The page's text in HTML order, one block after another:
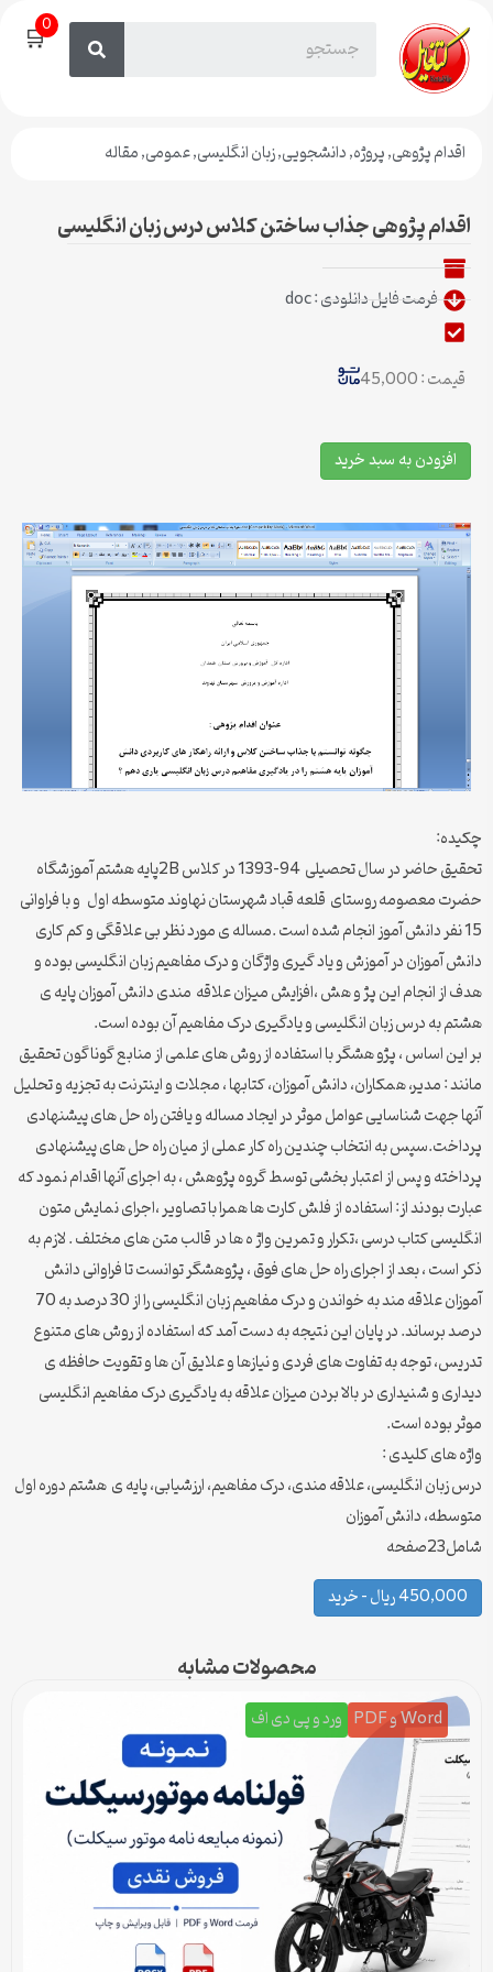
🛒0
اقدام پژوهی,پروژه,دانشجویی,زبان انگلیسی,عمومی,مقاله
اقدام پژوهی جذاب ساختن کلاس درس زبان انگلیسی
فرمت فایل دانلودی : doc
قیمت : 45,000
افزودن به سبد خرید
چکیده:
تحقیق حاضر در سال تحصیلی 94-1393 در کلاس 2Bپایه هشتم آموزشگاه
حضرت معصومه روستای قلعه قباد شهرستان نهاوند متوسطه اول و با فراوانی
15 نفر دانش آموز انجام شده است .مساله ی مورد نظر بی علاقگی و کم کاری
دانش آموزان در آموزش و یاد گیری واژگان و درک مفاهیم زبان انگلیسی بوده و
هدف از انجام این پژ و هش ،افزایش میزان علاقه مندی دانش آموزان پایه ی
هشتم به درس زبان انگلیسی و یادگیری درک مفاهیم آن بوده است.
بر این اساس ، پژو هشگر با استفاده از روش های علمی از منابع گوناگون تحقیق
مانند : مدیر، همکاران، دانش آموزان، کتابها ، مجلات و اینترنت به تجزیه و تحلیل
آنها جهت شناسایی عوامل موثر در ایجاد مساله و یافتن راه حل های پیشنهادی
پرداخت.سپس به انتخاب چندین راه کار عملی از میان راه حل های پیشنهادی
پرداخته و پس از اعتبار بخشی توسط گروه پژوهش ، به اجرای آنها اقدام نمود که
عبارت بودند از: استفاده از فلش کارت ها همرا با تصاویر ،اجرای نمایش متون
انگلیسی کتاب درسی ،تکرار و تمرین واژ ه ها در قالب متن های مختلف . لازم به
ذکر است ، بعد از اجرای راه حل های فوق ، پژوهشگر توانست تا فراوانی دانش
آموزان علاقه مند به خواندن و درک مفاهیم زبان انگلیسی را از 30 درصد به 70
درصد برساند. در پایان این نتیجه به دست آمد که استفاده از روش های متنوع
تدریس، توجه به تفاوت های فردی و نیازها و علایق آن ها و تقویت حافظه ی
دیداری و شنیداری در بالا بردن میزان علاقه به یادگیری درک مفاهیم انگلیسی
موثر بوده است.
واژه های کلیدی :
درس زبان انگلیسی، علاقه مندی، درک مفاهیم، ارزشیابی، پایه ی هشتم دوره اول
متوسطه، دانش آموزان
شامل23صفحه
450,000 ریال – خرید
محصولات مشابه
Word و PDF ورد و پی دی اف